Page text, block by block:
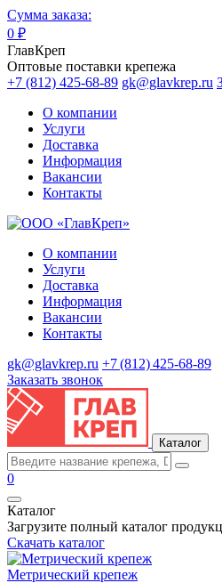
Сумма заказа:
0 ₽
ГлавКреп
Оптовые поставки крепежа
+7 (812) 425-68-89 gk@glavkrep.ru
О компании
Услуги
Доставка
Информация
Вакансии
Контакты
О компании
Услуги
Доставка
Информация
Вакансии
Контакты
gk@glavkrep.ru +7 (812) 425-68-89
Заказать звонок
Каталог
0
Каталог
Загрузите полный каталог
Скачать каталог
Метрический крепеж